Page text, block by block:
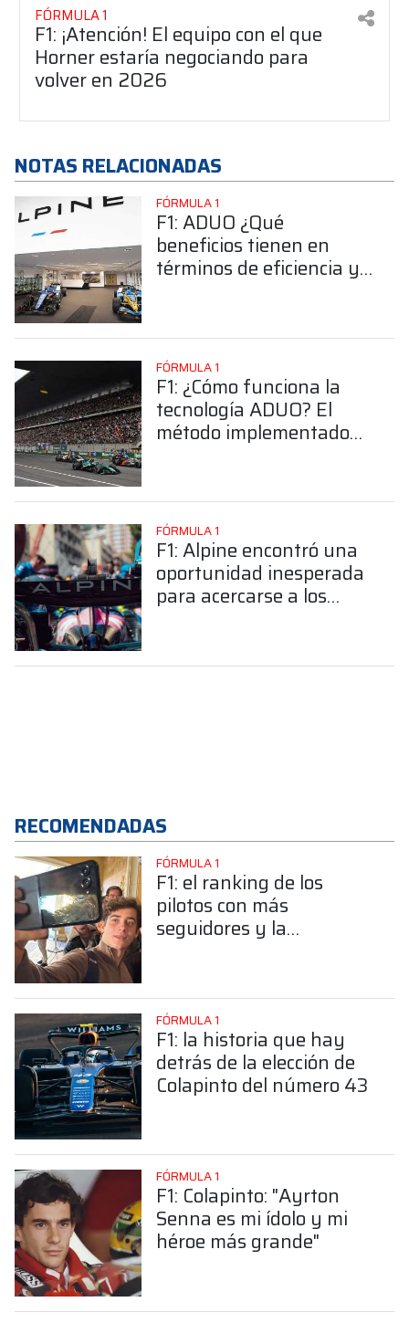
FÓRMULA 1
F1: ¡Atención! El equipo con el que
Horner estaría negociando para
volver en 2026
NOTAS RELACIONADAS
FÓRMULA 1
F1: ADUO ¿Qué
beneficios tienen en
términos de eficiencia y
FÓRMULA 1
F1: ¿Cómo funciona la
tecnología ADUO? El
método implementado
FÓRMULA 1
F1: Alpine encontró una
oportunidad inesperada
para acercarse a los
RECOMENDADAS
FÓRMULA 1
F1: el ranking de los
pilotos con más
seguidores y la
FÓRMULA 1
F1: la historia que hay
detrás de la elección de
Colapinto del número 43
FÓRMULA 1
F1: Colapinto: "Ayrton
Senna es mi ídolo y mi
héroe más grande"